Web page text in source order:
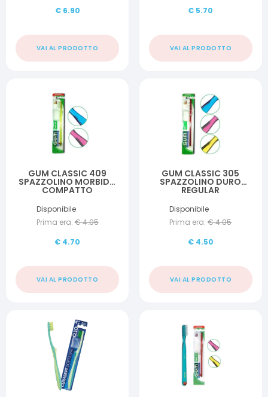
€ 6.90
VAI AL PRODOTTO
€ 5.70
VAI AL PRODOTTO
GUM CLASSIC 409
SPAZZOLINO MORBIDO
COMPATTO
Disponibile
Prima era: €4.05
€ 4.70
VAI AL PRODOTTO
GUM CLASSIC 305
SPAZZOLINO DURO
REGULAR
Disponibile
Prima era: €4.05
€ 4.50
VAI AL PRODOTTO